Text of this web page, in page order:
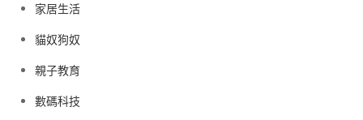
家居生活
貓奴狗奴
親子教育
數碼科技